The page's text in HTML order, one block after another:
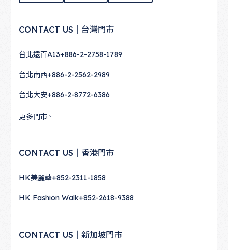
CONTACT US｜台灣門市
台北遠百A13+886-2-2758-1789
台北南西+886-2-2562-2989
台北大安+886-2-8772-6386
更多門市
CONTACT US｜香港門市
HK美麗華+852-2311-1858
HK Fashion Walk+852-2618-9388
CONTACT US｜新加坡門市